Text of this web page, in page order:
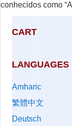
CART
LANGUAGES
Amharic
繁體中文
Deutsch
conhecidos como